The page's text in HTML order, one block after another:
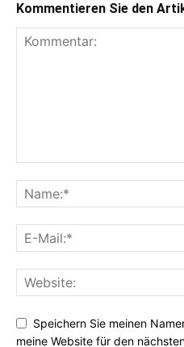
Kommentieren Sie den
Speichern Sie meinen
meine Website für den